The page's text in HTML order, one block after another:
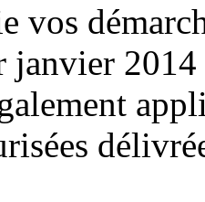
vos
janvier